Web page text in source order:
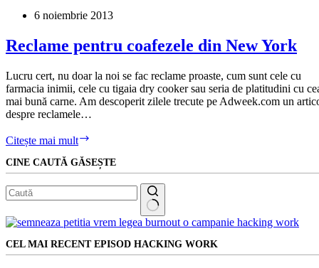
6 noiembrie 2013
Reclame pentru coafezele din New York
Lucru cert, nu doar la noi se fac reclame proaste, cum sunt cele cu
farmacia inimii, cele cu tigaia dry cooker sau seria de platitudini cu
mai bună carne. Am descoperit zilele trecute pe Adweek.com un
despre reclamele…
Citește mai mult
coafezele
din
New
York
CINE CAUTĂ GĂSEȘTE
Niciun
CEL MAI RECENT EPISOD HACKING WORK